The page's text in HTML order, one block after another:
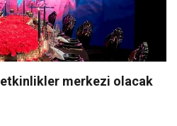
etkinlikler merkezi olacak